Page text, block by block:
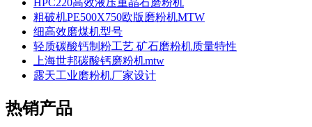
HPC220高效液压重晶石磨粉机
粗破机PE500X750欧版磨粉机MTW
细高效磨煤机型号
轻质碳酸钙制粉工艺 矿石磨粉机质量特性
上海世邦碳酸钙磨粉机mtw
露天工业磨粉机厂家设计
热销产品